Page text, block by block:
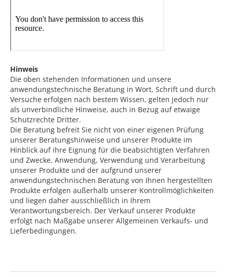
Hinweis
Die oben stehenden Informationen und unsere
anwendungstechnische Beratung in Wort, Schrift und durch
Versuche erfolgen nach bestem Wissen, gelten jedoch nur
als unverbindliche Hinweise, auch in Bezug auf etwaige
Schutzrechte Dritter.
Die Beratung befreit Sie nicht von einer eigenen Prüfung
unserer Beratungshinweise und unserer Produkte im
Hinblick auf ihre Eignung für die beabsichtigten Verfahren
und Zwecke. Anwendung, Verwendung und Verarbeitung
unserer Produkte und der aufgrund unserer
anwendungstechnischen Beratung von Ihnen hergestellten
Produkte erfolgen außerhalb unserer Kontrollmöglichkeiten
und liegen daher ausschließlich in Ihrem
Verantwortungsbereich. Der Verkauf unserer Produkte
erfolgt nach Maßgabe unserer Allgemeinen Verkaufs- und
Lieferbedingungen.